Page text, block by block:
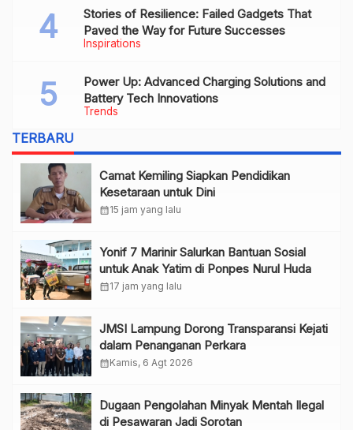
Inspirations
Stories of Resilience: Failed Gadgets That
Paved the Way for Future Successes
Trends
Power Up: Advanced Charging Solutions and
Battery Tech Innovations
TERBARU
Camat Kemiling Siapkan Pendidikan
Kesetaraan untuk Dini
calendar_month15 jam yang lalu
Yonif 7 Marinir Salurkan Bantuan Sosial
untuk Anak Yatim di Ponpes Nurul Huda
calendar_month17 jam yang lalu
JMSI Lampung Dorong Transparansi Kejati
dalam Penanganan Perkara
calendar_monthKamis, 6 Agt 2026
Dugaan Pengolahan Minyak Mentah Ilegal
di Pesawaran Jadi Sorotan